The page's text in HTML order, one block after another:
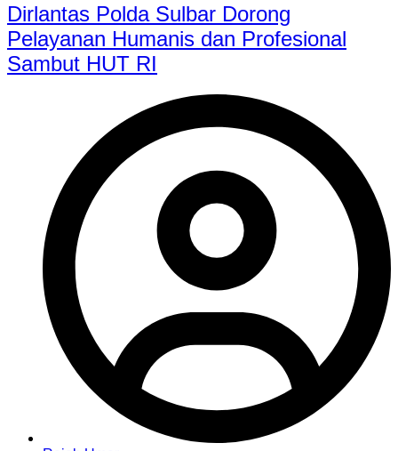
Dirlantas Polda Sulbar Dorong
Pelayanan Humanis dan Profesional
Sambut HUT RI